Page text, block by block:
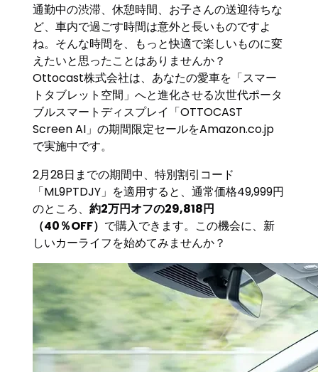
通勤中の渋滞、休憩時間、お子さんの送迎待ちな
ど、車内で過ごす時間は意外と長いものですよ
ね。そんな時間を、もっと快適で楽しいものに変
えたいと思ったことはありませんか？
Ottocast株式会社は、あなたの愛車を「スマー
トタブレット空間」へと進化させる次世代ポータ
ブルスマートディスプレイ「OTTOCAST
Screen AI」の期間限定セールをAmazon.co.jp
で実施中です。
2月28日までの期間中、特別割引コード
「ML9PTDJY」を適用すると、通常価格49,999円
のところ、約2万円オフの29,818円
（40％OFF） で購入できます。この機会に、新
しいカーライフを始めてみませんか？